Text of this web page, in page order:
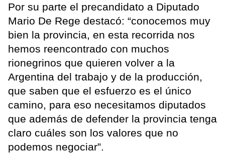
Por su parte el precandidato a Diputado
Mario De Rege destacó: “conocemos muy
bien la provincia, en esta recorrida nos
hemos reencontrado con muchos
rionegrinos que quieren volver a la
Argentina del trabajo y de la producción,
que saben que el esfuerzo es el único
camino, para eso necesitamos diputados
que además de defender la provincia tenga
claro cuáles son los valores que no
podemos negociar”.